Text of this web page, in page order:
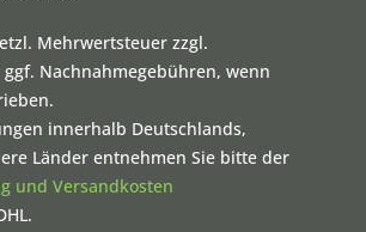
Mehrwertsteuer zzgl.
Nachnahmegebühren, wenn
innerhalb Deutschlands,
Länder entnehmen Sie bitte der
und Versandkosten